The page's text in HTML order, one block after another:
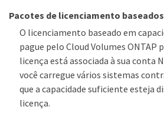
Pacotes de licenciamento
O licenciamento baseado em
pague pelo Cloud Volumes ONTAP
licença está associada à sua conta
você carregue vários sistemas
que a capacidade suficiente esteja
licença.